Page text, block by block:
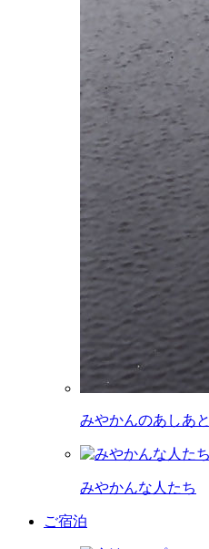
みやかんのあしあと
みやかんな人たち
ご宿泊